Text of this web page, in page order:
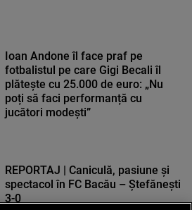
Ioan Andone îl face praf pe
fotbalistul pe care Gigi Becali îl
plătește cu 25.000 de euro: „Nu
poți să faci performanță cu
jucători modești”
REPORTAJ | Caniculă, pasiune și
spectacol în FC Bacău – Ștefănești
3-0